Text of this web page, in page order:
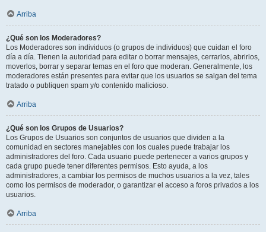
Arriba
¿Qué son los Moderadores?
Los Moderadores son individuos (o grupos de individuos) que cuidan el foro
día a día. Tienen la autoridad para editar o borrar mensajes, cerrarlos, abrirlos,
moverlos, borrar y separar temas en el foro que moderan. Generalmente, los
moderadores están presentes para evitar que los usuarios se salgan del tema
tratado o publiquen spam y/o contenido malicioso.
Arriba
¿Qué son los Grupos de Usuarios?
Los Grupos de Usuarios son conjuntos de usuarios que dividen a la
comunidad en sectores manejables con los cuales puede trabajar los
administradores del foro. Cada usuario puede pertenecer a varios grupos y
cada grupo puede tener diferentes permisos. Esto ayuda, a los
administradores, a cambiar los permisos de muchos usuarios a la vez, tales
como los permisos de moderador, o garantizar el acceso a foros privados a los
usuarios.
Arriba